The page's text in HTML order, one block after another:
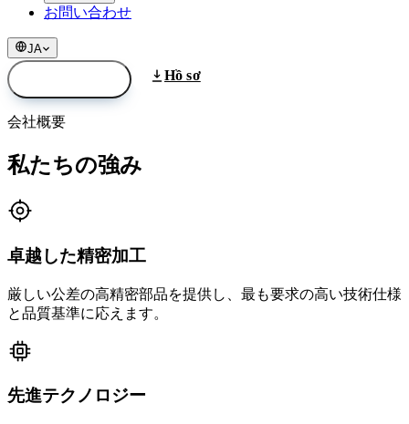
お問い合わせ
JA
Hồ sơ
会社概要
私たちの強み
卓越した精密加工
厳しい公差の高精密部品を提供し、最も要求の高い技術仕様
と品質基準に応えます。
先進テクノロジー